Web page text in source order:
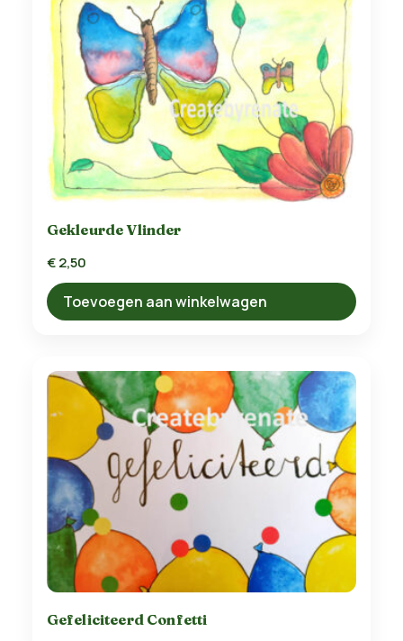
Gekleurde Vlinder
€2,50
Toevoegen aan winkelwagen
Gefeliciteerd Confetti